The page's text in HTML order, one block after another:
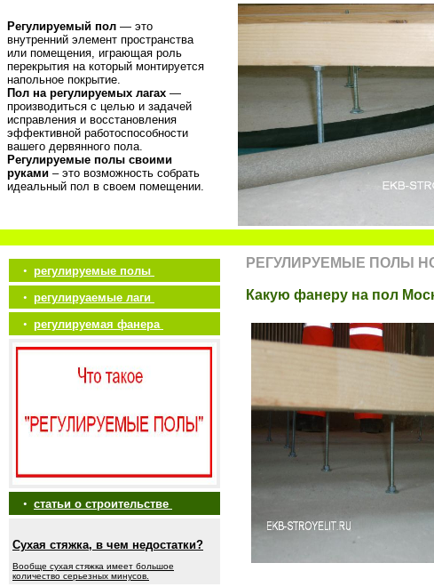
Регулируемый пол — это
внутренний элемент пространства
или помещения, играющая роль
перекрытия на который монтируется
напольное покрытие.
Пол на регулируемых лагах —
производиться с целью и задачей
исправления и восстановления
эффективной работоспособности
вашего дервянного пола.
Регулируемые полы своими
руками – это возможность собрать
идеальный пол в своем помещении.
• регулируемые полы
• регулируаемые лаги
• регулируемая фанера
• статьи о строительстве
Сухая стяжка, в чем недостатки?
Вообще сухая стяжка имеет большое
количество серьезных минусов.
РЕГУЛИРУЕМЫЕ ПОЛЫ
Какую фанеру на пол